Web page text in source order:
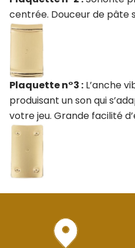
centrée. Douceur de pâte
Plaquette n°3 : L’anche
produisant un son qui
votre jeu. Grande facilité